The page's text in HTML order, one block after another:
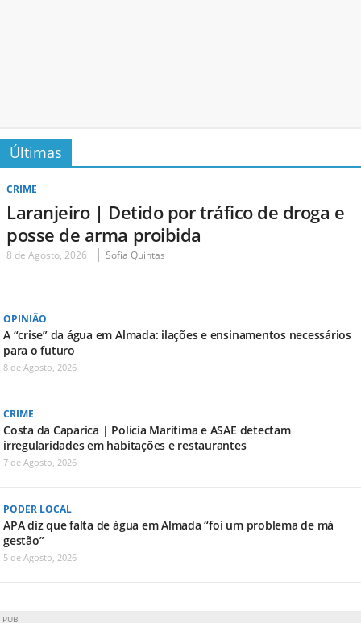
Últimas
CRIME
Laranjeiro | Detido por tráfico de droga e
posse de arma proibida
8 de Agosto, 2026 Sofia Quintas
OPINIÃO
A “crise” da água em Almada: ilações e ensinamentos necessários
para o futuro
8 de Agosto, 2026
CRIME
Costa da Caparica | Polícia Marítima e ASAE detectam
irregularidades em habitações e restaurantes
7 de Agosto, 2026
PODER LOCAL
APA diz que falta de água em Almada “foi um problema de má
gestão”
5 de Agosto, 2026
PUB